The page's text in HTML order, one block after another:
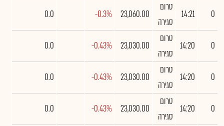
0
14:21
טרום
סגירה
23,060.00
-0.3%
0.0
0
14:20
טרום
סגירה
23,030.00
-0.43%
0.0
0
14:20
טרום
סגירה
23,030.00
-0.43%
0.0
0
14:20
טרום
סגירה
23,030.00
-0.43%
0.0